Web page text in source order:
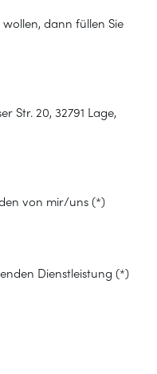
dann füllen Sie
Str. 20, 32791 Lage,
von mir/uns (*)
Dienstleistung (*)